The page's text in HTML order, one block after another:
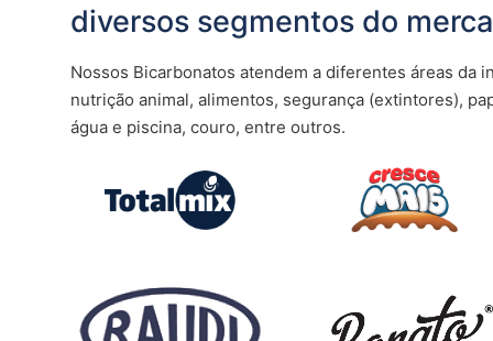
diversos segmentos do
Nossos Bicarbonatos atendem a diferentes áreas da
nutrição animal, alimentos, segurança (extintores),
água e piscina, couro, entre outros.